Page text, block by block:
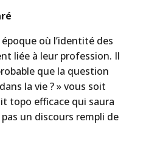
où l’identité des
liée à leur profession. Il
que la question
la vie ? » vous soit
topo efficace qui saura
un discours rempli de